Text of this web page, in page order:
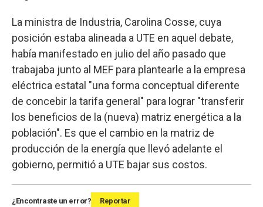
La ministra de Industria, Carolina Cosse, cuya
posición estaba alineada a UTE en aquel debate,
había manifestado en julio del año pasado que
trabajaba junto al MEF para plantearle a la empresa
eléctrica estatal "una forma conceptual diferente
de concebir la tarifa general" para lograr "transferir
los beneficios de la (nueva) matriz energética a la
población". Es que el cambio en la matriz de
producción de la energía que llevó adelante el
gobierno, permitió a UTE bajar sus costos.
¿Encontraste un error? Reportar